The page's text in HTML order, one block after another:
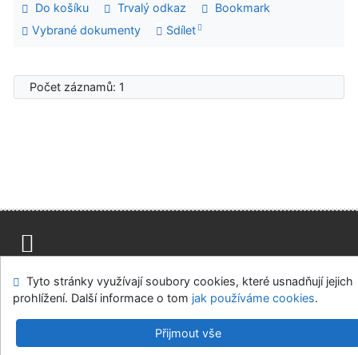
Do košíku Trvalý odkaz
Bookmark
Vybrané dokumenty
Sdílet
Počet záznamů: 1
Modul OpenSearch
Napište nám Nastavení cookies
Univerzitní knihovna - Univerzita Hradec Králové
Tyto stránky využívají soubory cookies, které usnadňují jejich
prohlížení. Další informace o tom jak používáme cookies.
Přijmout vše